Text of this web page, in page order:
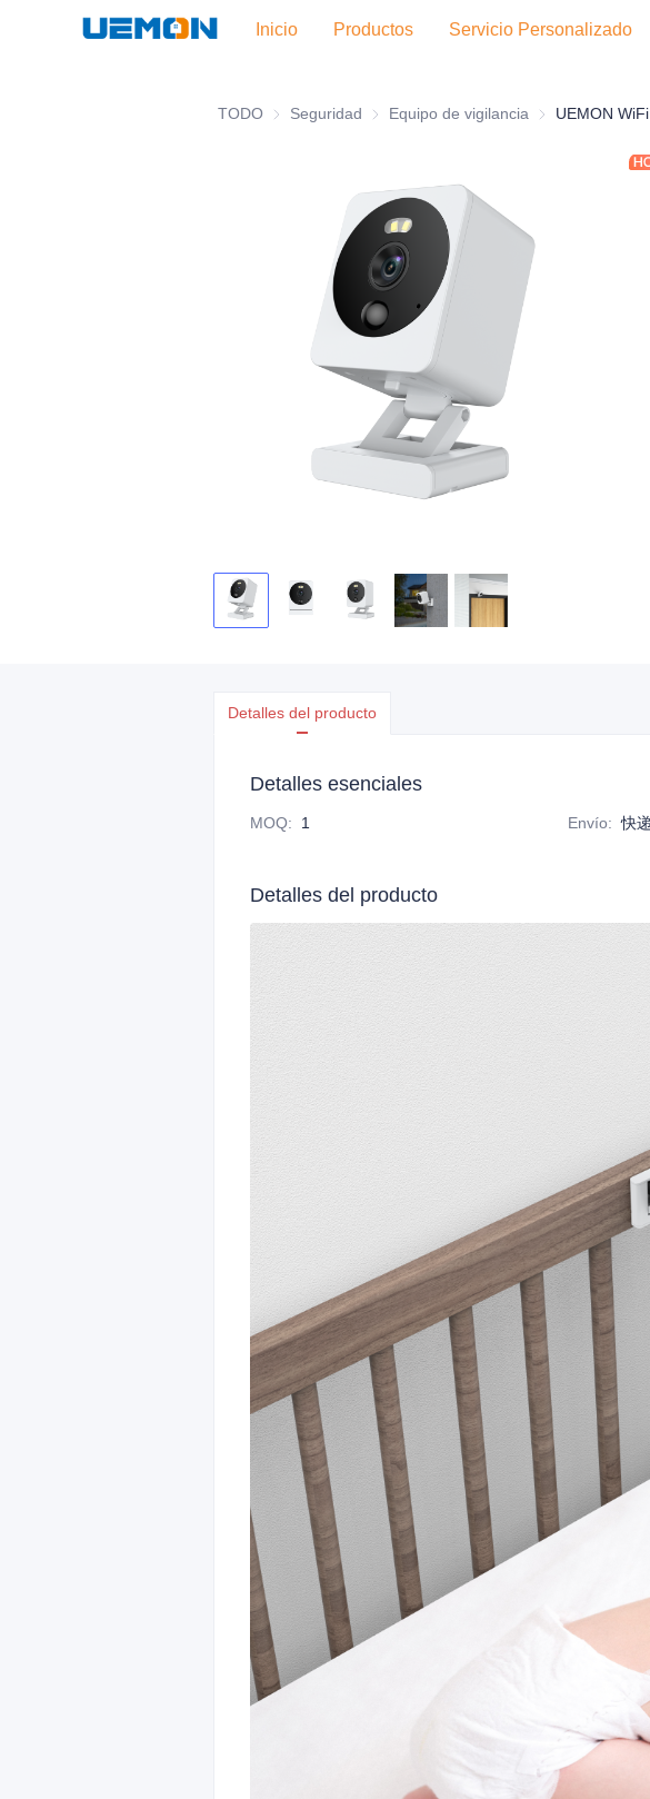
Inicio Productos Servicio Personalizado
TODO Seguridad Seguridad
Equipo de vigilancia Equipo de
Detalles del producto
Detalles esenciales
MOQ: 1 Envío: 快
Detalles del producto